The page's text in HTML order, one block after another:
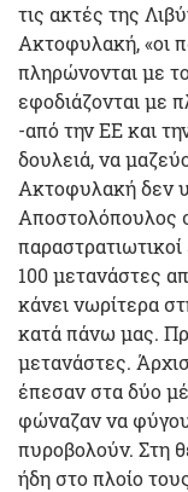
τις ακτές της
Ακτοφυλακή, «οι
πληρώνονται με
εφοδιάζονται με
-από την ΕΕ και
δουλειά, να
Ακτοφυλακή δεν
Αποστολόπουλος
100 μετανάστες
κάνει νωρίτερα
κατά πάνω μας.
μετανάστες.
έπεσαν στα δύο
φώναζαν να
πυροβολούν. Στη
ήδη στο πλοίο